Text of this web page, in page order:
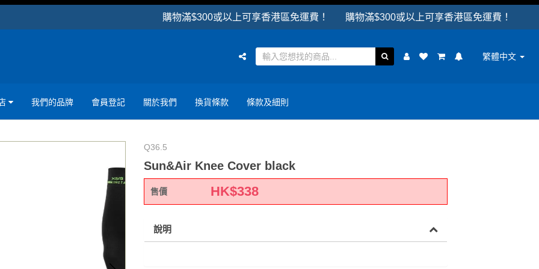
購物滿$300或以上可享香港區免運費！ 購物滿$300或以上可享香港區免運費！
繁體中文
我們的品牌 會員登記 關於我們 換貨條款 條款及細則
Q36.5
Sun&Air Knee Cover black
售價 HK$338
說明